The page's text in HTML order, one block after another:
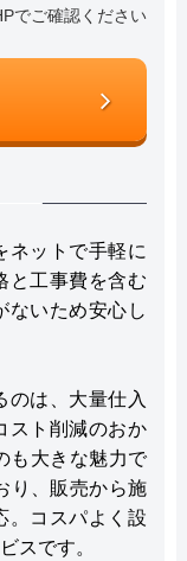
でご確認ください
ネットで手軽に
と工事費を含む
ないため安心し
のは、大量仕入
スト削減のおか
も大きな魅力で
り、販売から施
。コスパよく設
スです。